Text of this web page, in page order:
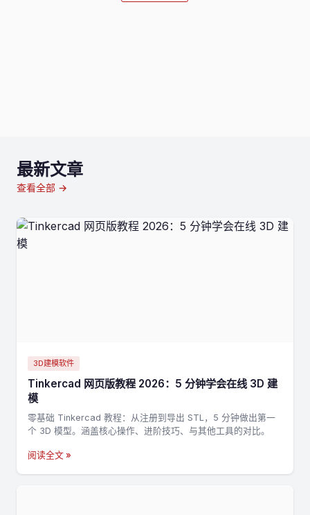
最新文章
查看全部 →
3D建模软件
Tinkercad 网页版教程 2026：5 分钟学会在线 3D 建
模
零基础 Tinkercad 教程：从注册到导出 STL，5 分钟做出第一
个 3D 模型。涵盖核心操作、进阶技巧、与其他工具的对比。
阅读全文 »